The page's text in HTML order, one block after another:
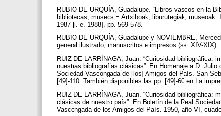
RUBIO DE URQUÍA, Guadalupe. “Libros vascos en la
bibliotecas, museos = Artxiboak, liburutegiak,
1987 [i. e. 1988]. pp. 569-578.
RUBIO DE URQUÍA, Guadalupe y NOVIEMBRE,
general ilustrado, manuscritos e impresos (ss. XIV-
RUIZ DE LARRÍNAGA, Juan. “Curiosidad bibliográfica:
nuestras bibliografías clásicas”. En Homenaje a D.
Sociedad Vascongada de [los] Amigos del País. San
[49]-110. También disponibles las pp. [49]-60 en La
RUIZ DE LARRÍNAGA, Juan. “Curiosidad bibliográfica:
clásicas de nuestro país”. En Boletín de la Real
Vascongada de los Amigos del País. 1950, año VI,